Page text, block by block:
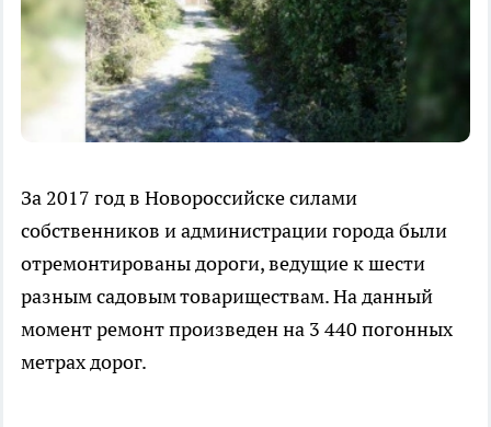
За 2017 год в Новороссийске силами
собственников и администрации города были
отремонтированы дороги, ведущие к шести
разным садовым товариществам. На данный
момент ремонт произведен на 3 440 погонных
метрах дорог.